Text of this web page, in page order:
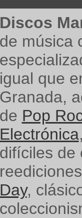
Discos
de música
igual que
Granada,
de Pop
Electrónica
difíciles de
Day,